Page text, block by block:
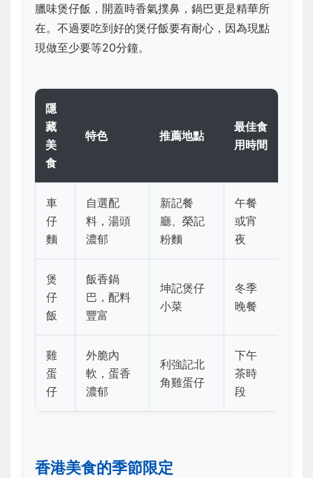
臘味煲仔飯，開蓋時香氣撲鼻，鍋巴更是精華所
在。不過要吃到好的煲仔飯要有耐心，因為現點
現做至少要等20分鐘。
隱
藏
美
食
特色 推薦地點
最佳食
用時間
車
仔
麵
自選配
料，湯頭
濃郁
新記餐
廳、榮記
粉麵
午餐
或宵
夜
煲
仔
飯
飯香鍋
巴，配料
豐富
坤記煲仔
小菜
冬季
晚餐
雞
蛋
仔
外脆內
軟，蛋香
濃郁
利強記北
角雞蛋仔
下午
茶時
段
香港美食的季節限定